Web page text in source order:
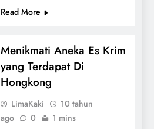
Read More
Menikmati Aneka Es Krim
yang Terdapat Di
Hongkong
LimaKaki
10 tahun
ago
0 1 mins